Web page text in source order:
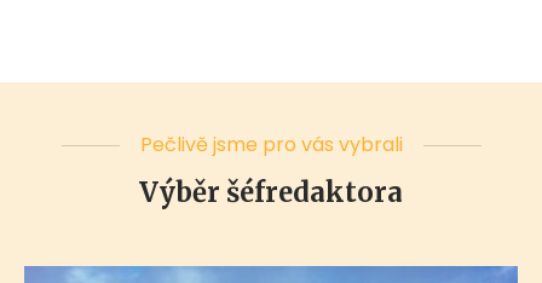
Pečlivě jsme pro vás vybrali
Výběr šéfredaktora